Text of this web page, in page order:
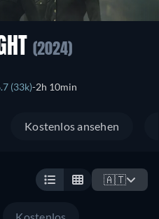
(2024)
(33k) 2h 10min
Kostenlos ansehen
🇦🇹